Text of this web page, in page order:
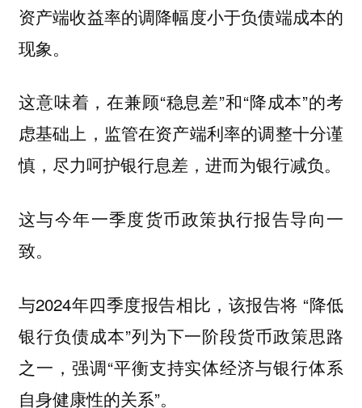
资产端收益率的调降幅度小于负债端成本的
现象。
这意味着，在兼顾“稳息差”和“降成本”的考
虑基础上，监管在资产端利率的调整十分谨
慎，尽力呵护银行息差，进而为银行减负。
这与今年一季度货币政策执行报告导向一
致。
与2024年四季度报告相比，该报告将 “降低
银行负债成本”列为下一阶段货币政策思路
之一，强调“平衡支持实体经济与银行体系
自身健康性的关系”。